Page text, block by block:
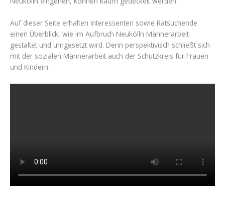
Auf dieser Seite erhalten Interessenten sowie Ratsuchende
einen Überblick, wie im Aufbruch Neukölln Männerarbeit
gestaltet und umgesetzt wird. Denn perspektivisch schließt sich
mit der sozialen Männerarbeit auch der Schutzkreis für Frauen
und Kindern.